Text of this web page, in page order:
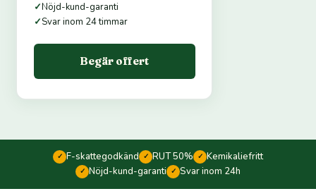
✓Nöjd-kund-garanti
✓Svar inom 24 timmar
Begär offert
✓ F-skattegodkänd ✓ RUT 50% ✓ Kemikaliefritt
✓ Nöjd-kund-garanti ✓ Svar inom 24h